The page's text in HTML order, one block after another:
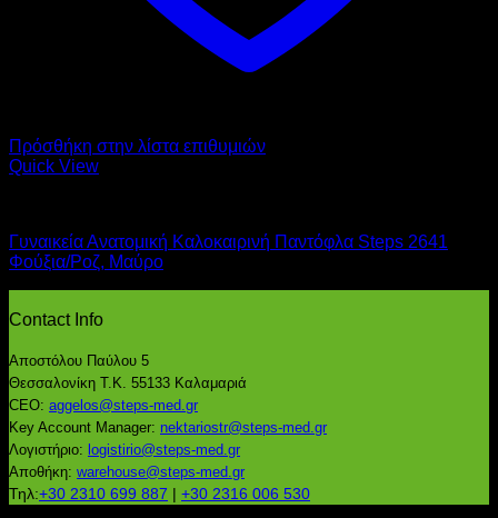
Πρόσθήκη στην λίστα επιθυμιών
Quick View
Γυναικεία Ανατομική Καλοκαιρινή Παντόφλα Steps 2641
Φούξια/Ροζ, Μαύρο
Contact Info
Αποστόλου Παύλου 5
Θεσσαλονίκη Τ.Κ. 55133 Καλαμαριά
CEO: aggelos@steps-med.gr
Key Account Manager: nektariostr@steps-med.gr
Λογιστήριο: logistirio@steps-med.gr
Αποθήκη: warehouse@steps-med.gr
Τηλ:+30 2310 699 887 | +30 2316 006 530